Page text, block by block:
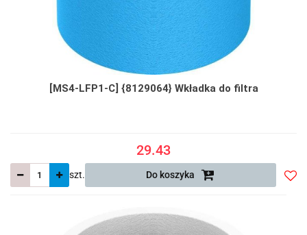
[MS4-LFP1-C] {8129064} Wkładka do filtra
29.43
szt. Do koszyka